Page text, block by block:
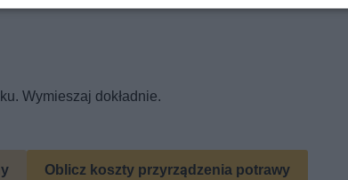
Wymieszaj dokładnie.
Oblicz koszty przyrządzenia potrawy